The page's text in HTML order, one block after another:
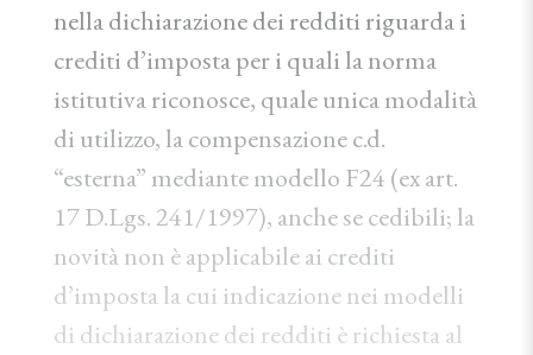
nella dichiarazione dei redditi riguarda i
crediti d’imposta per i quali la norma
istitutiva riconosce, quale unica modalità
di utilizzo, la compensazione c.d.
“esterna” mediante modello F24 (ex art.
17 D.Lgs. 241/1997), anche se cedibili; la
novità non è applicabile ai crediti
d’imposta la cui indicazione nei modelli
di dichiarazione dei redditi è richiesta al